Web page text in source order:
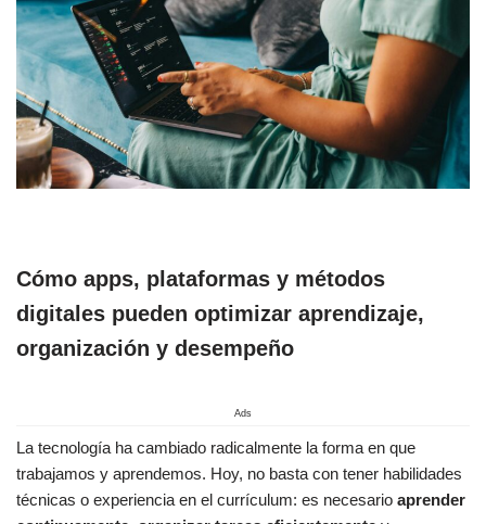
Cómo apps, plataformas y métodos
digitales pueden optimizar aprendizaje,
organización y desempeño
Ads
La tecnología ha cambiado radicalmente la forma en que
trabajamos y aprendemos. Hoy, no basta con tener habilidades
técnicas o experiencia en el currículum: es necesario aprender